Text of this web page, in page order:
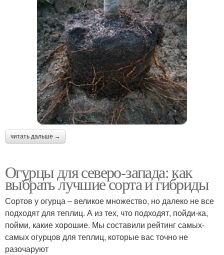
читать дальше →
Огурцы для северо-запада: как
выбрать лучшие сорта и гибриды
Сортов у огурца – великое множество, но далеко не все
подходят для теплиц. А из тех, что подходят, пойди-ка,
пойми, какие хорошие. Мы составили рейтинг самых-
самых огурцов для теплиц, которые вас точно не
разочаруют